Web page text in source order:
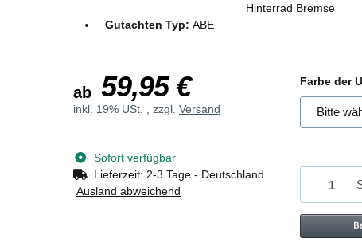
Hinterrad Bremse
Gutachten Typ: ABE
ab 59,95 €
inkl. 19% USt. , zzgl. Versand
Sofort verfügbar
Lieferzeit: 2-3 Tage - Deutschland
Ausland abweichend
Farbe der
Bitte